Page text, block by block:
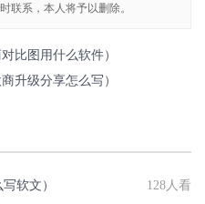
联系，本人将予以删除。
比图用什么软件）
升级分享怎么写）
软文） 128人看